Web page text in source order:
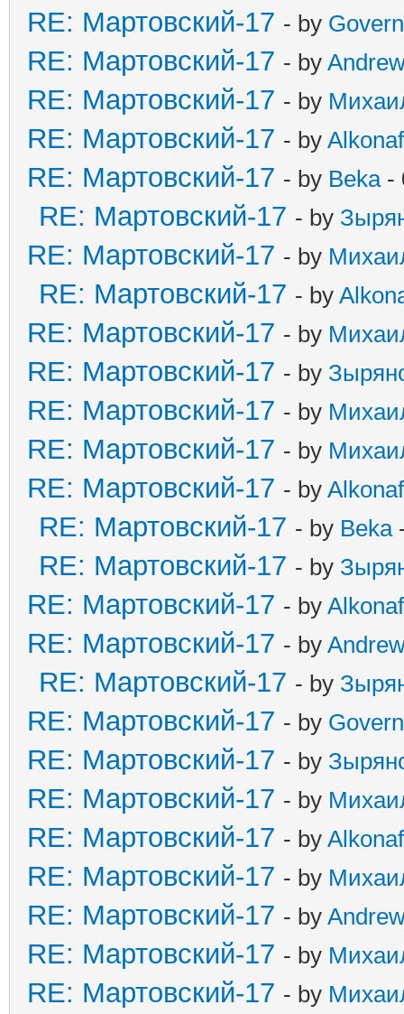
RE: Мартовский-17 - by
RE: Мартовский-17 - by
RE: Мартовский-17 - by
RE: Мартовский-17 - by
RE: Мартовский-17 - by Beka-
RE: Мартовский-17 - by
RE: Мартовский-17 - by
RE: Мартовский-17 - by
RE: Мартовский-17 - by
RE: Мартовский-17 - by
RE: Мартовский-17 - by
RE: Мартовский-17 - by
RE: Мартовский-17 - by
RE: Мартовский-17 - by Beka
RE: Мартовский-17 - by
RE: Мартовский-17 - by
RE: Мартовский-17 - by
RE: Мартовский-17 - by
RE: Мартовский-17 - by
RE: Мартовский-17 - by
RE: Мартовский-17 - by
RE: Мартовский-17 - by
RE: Мартовский-17 - by
RE: Мартовский-17 - by
RE: Мартовский-17 - by
RE: Мартовский-17 - by